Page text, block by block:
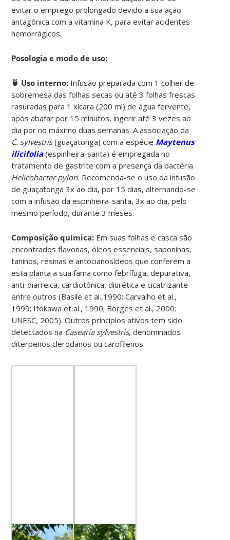
evitar o emprego prolongado devido a sua ação
antagônica com a vitamina K, para evitar acidentes
hemorrágicos.
Posologia e modo de uso:
🍵 Uso interno: Infusão preparada com 1 colher de
sobremesa das folhas secas ou até 3 folhas frescas
rasuradas para 1 xícara (200 ml) de água fervente,
após abafar por 15 minutos, ingerir até 3 vezes ao
dia por no máximo duas semanas. A associação da
C. sylvestris(guaçatonga) com a espécie Maytenus
ilicifolia(espinheira-santa) é empregada no
tratamento de gastrite com a presença da bactéria
Helicobacter pylori. Recomenda-se o uso da infusão
de guaçatonga 3x ao dia, por 15 dias, alternando-se
com a infusão da espinheira-santa, 3x ao dia, pelo
mesmo período, durante 3 meses.
Composição química: Em suas folhas e casca são
encontrados flavonas, óleos essenciais, saponinas,
taninos, resinas e antocianosídeos que conferem a
esta planta a sua fama como febrífuga, depurativa,
anti-diarreica, cardiotônica, diurética e cicatrizante
entre outros (Basile et al.,1990; Carvalho et al.,
1999; Itokawa et al., 1990; Borges et al., 2000;
UNESC, 2005). Outros princípios ativos tem sido
detectados na Casearia sylvestris, denominados
diterpenos clerodanos ou carofilenos.